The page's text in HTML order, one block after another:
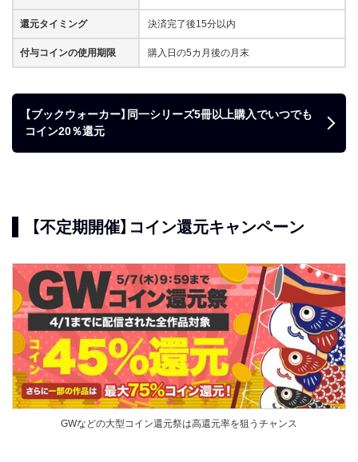
還元タイミング 決済完了後15分以内
付与コインの使用期限 購入日の5カ月後の月末
【ブックウォーカー】同一シリーズ5冊以上購入でいつでも
コイン20％還元
【不定期開催】コイン還元キャンペーン
GWなどの大型コイン還元祭は高還元率を狙うチャンス